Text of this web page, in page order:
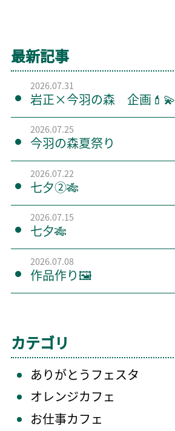
最新記事
2026.07.31
岩正×今羽の森 企画💄💫
2026.07.25
今羽の森夏祭り
2026.07.22
七夕②🎋
2026.07.15
七夕🎋
2026.07.08
作品作り🖼️
カテゴリ
ありがとうフェスタ
オレンジカフェ
お仕事カフェ